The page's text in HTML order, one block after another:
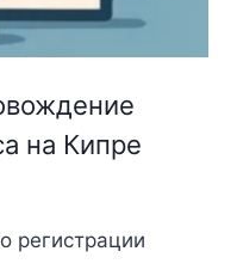
на Кипре
регистрации